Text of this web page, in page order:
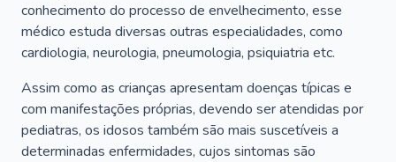
conhecimento do processo de envelhecimento, esse
médico estuda diversas outras especialidades, como
cardiologia, neurologia, pneumologia, psiquiatria etc.
Assim como as crianças apresentam doenças típicas e
com manifestações próprias, devendo ser atendidas por
pediatras, os idosos também são mais suscetíveis a
determinadas enfermidades, cujos sintomas são